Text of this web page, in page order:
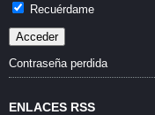
Recuérdame
Contraseña perdida
ENLACES RSS